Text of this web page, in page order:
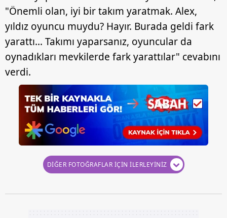
"Önemli olan, iyi bir takım yaratmak. Alex,
yıldız oyuncu muydu? Hayır. Burada geldi fark
yarattı... Takımı yaparsanız, oyuncular da
oynadıkları mevkilerde fark yarattılar" cevabını
verdi.
DİĞER FOTOĞRAFLAR İÇİN İLERLEYİNİZ